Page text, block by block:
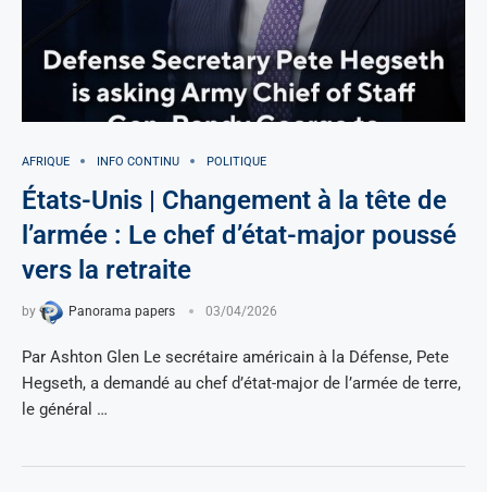
AFRIQUE INFO CONTINU POLITIQUE
États-Unis | Changement à la tête de
l’armée : Le chef d’état-major poussé
vers la retraite
by Panorama papers 03/04/2026
Par Ashton Glen Le secrétaire américain à la Défense, Pete
Hegseth, a demandé au chef d’état-major de l’armée de terre,
le général …